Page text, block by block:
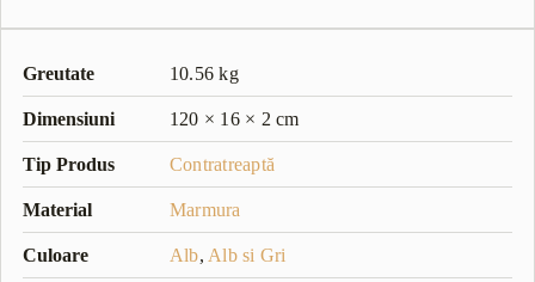
Greutate 10.56 kg
Dimensiuni 120 × 16 × 2 cm
Tip Produs Contratreaptă
Material Marmura
Culoare Alb, Alb si Gri